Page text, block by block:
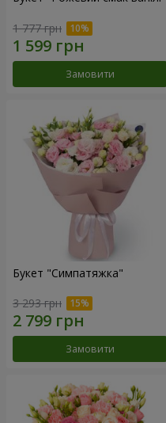
1 777 грн
Замовити
Букет "Симпатяжка"
3 293 грн
Замовити